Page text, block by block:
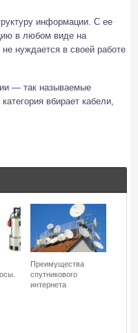
информации. С ее
в любом виде на
нуждается в своей работе
— так называемые
вбирает кабели,
Преимущества
спутникового
интернета